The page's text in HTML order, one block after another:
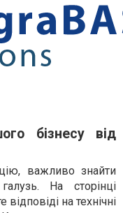
бізнесу від
важливо знайти
На сторінці
відповіді на технічні